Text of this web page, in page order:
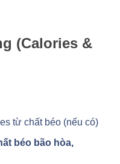
(Calories &
từ chất béo (nếu có)
béo bão hòa,